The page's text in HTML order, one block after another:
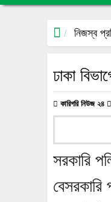
নিজস্ব
ঢাকা
কারিগরি নিউজ ২৪
সরকারি